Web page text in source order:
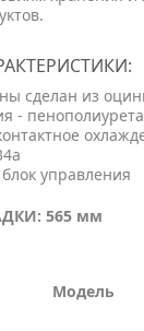
сделан из
-
управления
565 мм
Модель